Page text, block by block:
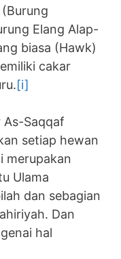
Elang Alap-
biasa (Hawk)
cakar
[i]
As-Saqqaf
setiap hewan
merupakan
Ulama
dan sebagian
Dan
hal